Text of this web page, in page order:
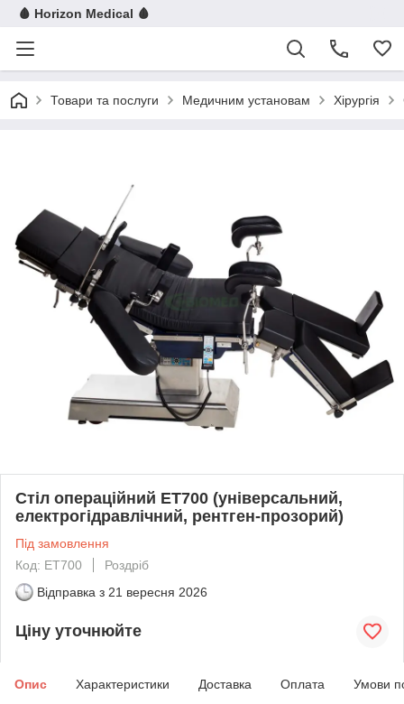
🩸 Horizon Medical 🩸
Товари та послуги Медичним установам Хірургія
Стіл операційний ЕТ700 (універсальний,
електрогідравлічний, рентген-прозорий)
Під замовлення
Код: ЕТ700
Роздріб
Відправка з 21 вересня 2026
Ціну уточнюйте
Опис Характеристики Доставка Оплата Умови